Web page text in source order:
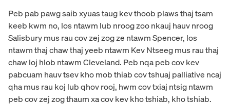
Peb pab pawg saib xyuas taug kev thoob plaws thaj tsam
keeb kwm no, los ntawm lub nroog zoo nkauj hauv nroog
Salisbury mus rau cov zej zog ze ntawm Spencer, los
ntawm thaj chaw thaj yeeb ntawm Kev Ntseeg mus rau thaj
chaw loj hlob ntawm Cleveland. Peb nqa peb cov kev
pabcuam hauv tsev kho mob thiab cov tshuaj palliative ncaj
qha mus rau koj lub qhov rooj, hwm cov txiaj ntsig ntawm
peb cov zej zog thaum xa cov kev kho tshiab, kho tshiab.